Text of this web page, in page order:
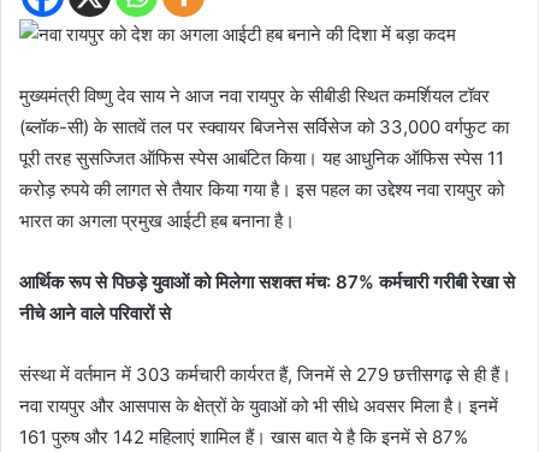
मुख्यमंत्री विष्णु देव साय ने आज नवा रायपुर के सीबीडी स्थित कमर्शियल टॉवर
(ब्लॉक-सी) के सातवें तल पर स्क्वायर बिजनेस सर्विसेज को 33,000 वर्गफुट का
पूरी तरह सुसज्जित ऑफिस स्पेस आबंटित किया। यह आधुनिक ऑफिस स्पेस 11
करोड़ रुपये की लागत से तैयार किया गया है। इस पहल का उद्देश्य नवा रायपुर को
भारत का अगला प्रमुख आईटी हब बनाना है।
आर्थिक रूप से पिछड़े युवाओं को मिलेगा सशक्त मंच: 87% कर्मचारी गरीबी रेखा से
नीचे आने वाले परिवारों से
संस्था में वर्तमान में 303 कर्मचारी कार्यरत हैं, जिनमें से 279 छत्तीसगढ़ से ही हैं।
नवा रायपुर और आसपास के क्षेत्रों के युवाओं को भी सीधे अवसर मिला है। इनमें
161 पुरुष और 142 महिलाएं शामिल हैं। खास बात ये है कि इनमें से 87%